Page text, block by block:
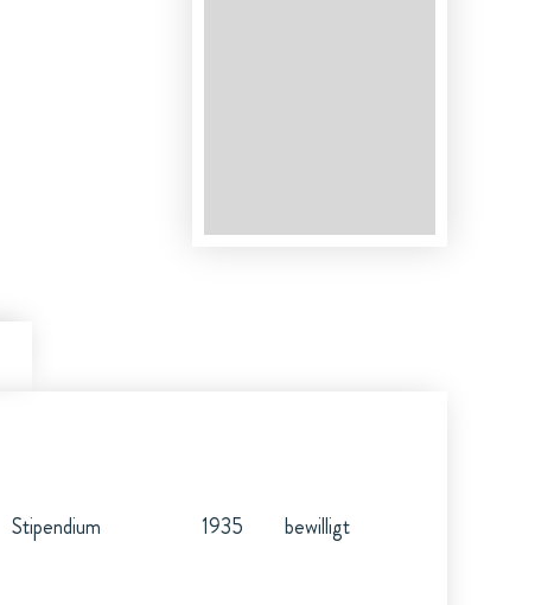
Stipendium 1935 bewilligt